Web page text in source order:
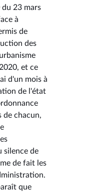
23 mars
à
de
des
et ce
d'un mois à
de l'état
de chacun,
silence de
de fait les
que